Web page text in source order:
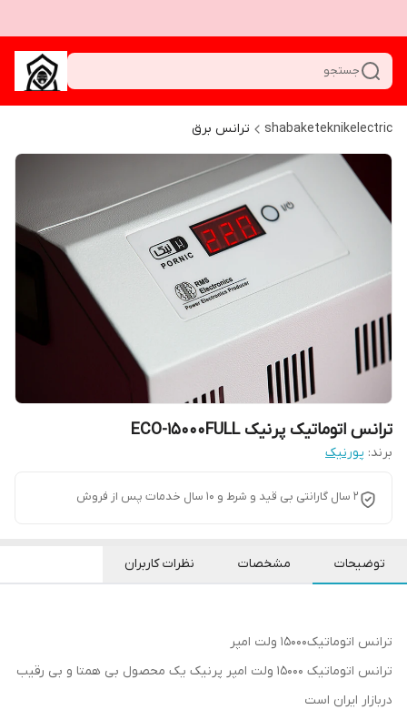
جستجو
shabaketeknikelectric ترانس برق
ترانس اتوماتیک پرنیک ECO-15000FULL
برند: پورنیک
2 سال گارانتی بی قید و شرط و 10 سال خدمات پس از فروش
توضیحات مشخصات نظرات کاربران
ترانس اتوماتیک15000 ولت امپر
ترانس اتوماتیک 15000 ولت امپر پرنیک یک محصول بی همتا و بی رقیب
دربازار ایران است